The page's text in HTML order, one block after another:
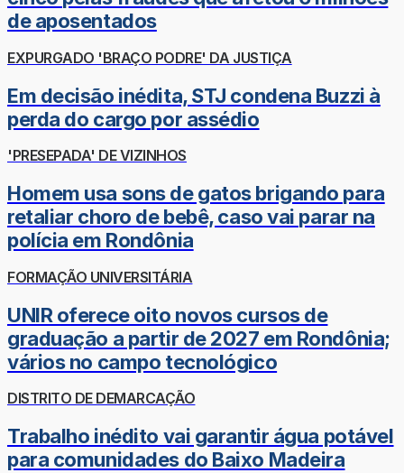
de aposentados
EXPURGADO 'BRAÇO PODRE' DA JUSTIÇA
Em decisão inédita, STJ condena Buzzi à
perda do cargo por assédio
'PRESEPADA' DE VIZINHOS
Homem usa sons de gatos brigando para
retaliar choro de bebê, caso vai parar na
polícia em Rondônia
FORMAÇÃO UNIVERSITÁRIA
UNIR oferece oito novos cursos de
graduação a partir de 2027 em Rondônia;
vários no campo tecnológico
DISTRITO DE DEMARCAÇÃO
Trabalho inédito vai garantir água potável
para comunidades do Baixo Madeira